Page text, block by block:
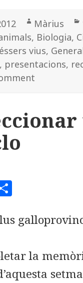
p
a
rt
ei
Author
Màrius
, Biologia,
éssers vius,
, presentacions,
m
a
rt
la